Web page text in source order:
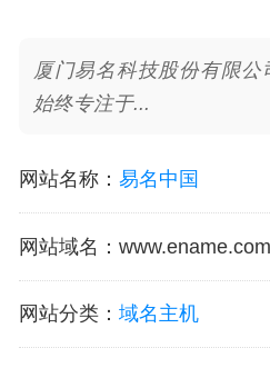
厦门易名科技股份有限公
始终专注于...
网站名称： 易名中国
网站域名 ： www.ename.com
网站分类： 域名主机